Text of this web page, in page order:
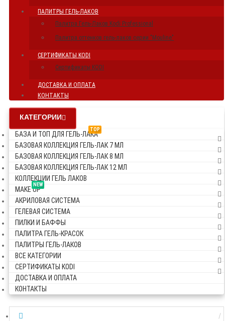
ПАЛИТРЫ ГЕЛЬ-ЛАКОВ
Палитра Гель-Лаков Kodi Professional
Палитра оттенков гель-лаков серии "Mouline"
СЕРТИФИКАТЫ KODI
Сертификаты KODI
ДОСТАВКА И ОПЛАТА
КОНТАКТЫ
КАТЕГОРИИ
TOP
БАЗА И ТОП ДЛЯ ГЕЛЬ-ЛАКА
БАЗОВАЯ КОЛЛЕКЦИЯ ГЕЛЬ-ЛАК 7 МЛ
БАЗОВАЯ КОЛЛЕКЦИЯ ГЕЛЬ-ЛАК 8 МЛ
БАЗОВАЯ КОЛЛЕКЦИЯ ГЕЛЬ-ЛАК 12 МЛ
КОЛЛЕКЦИИ ГЕЛЬ ЛАКОВ
NEW
MAKE UP
АКРИЛОВАЯ СИСТЕМА
ГЕЛЕВАЯ СИСТЕМА
ПИЛКИ И БАФФЫ
ПАЛИТРА ГЕЛЬ-КРАСОК
ПАЛИТРЫ ГЕЛЬ-ЛАКОВ
ВСЕ КАТЕГОРИИ
СЕРТИФИКАТЫ KODI
ДОСТАВКА И ОПЛАТА
КОНТАКТЫ